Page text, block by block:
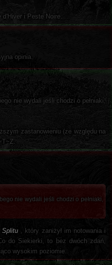
i Peste Noire.
opinia.
nie wydali jeśli chodzi o pełniaki,
zastanowieniu (ze względu na
nie wydali jeśli chodzi o pełniaki,
Splitu , który zaniżył im notowania i
do Siekierki, to bez dwóch zdań,
wysokim poziomie.